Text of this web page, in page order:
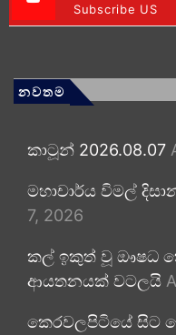
Subscribe US
නවතම
කාටූන් 2026.08.07
මහාචාර්ය විමල්
7, 2026
කල් ඉකුත් වූ ඖෂධ
ආයතනයක් වටලයි
කෙරවලපිටියේ සිට